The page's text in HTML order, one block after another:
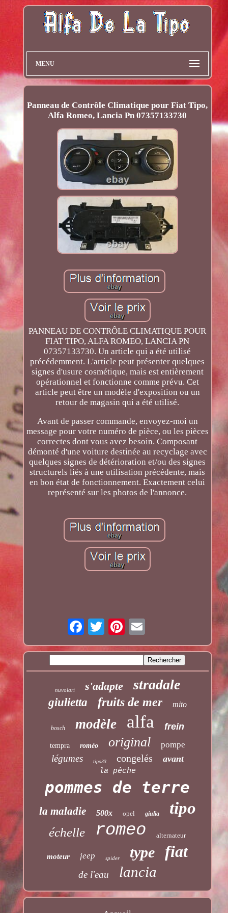
MENU
Panneau de Contrôle Climatique pour Fiat Tipo,
Alfa Romeo, Lancia Pn 07357133730
PANNEAU DE CONTRÔLE CLIMATIQUE POUR
FIAT TIPO, ALFA ROMEO, LANCIA PN
07357133730. Un article qui a été utilisé
précédemment. L'article peut présenter quelques
signes d'usure cosmétique, mais est entièrement
opérationnel et fonctionne comme prévu. Cet
article peut être un modèle d'exposition ou un
retour de magasin qui a été utilisé.
Avant de passer commande, envoyez-moi un
message pour votre numéro de pièce, ou les pièces
correctes dont vous avez besoin. Composant
démonté d'une voiture destinée au recyclage avec
quelques signes de détérioration et/ou des signes
structurels liés à une utilisation précédente, mais
en bon état de fonctionnement. Exactement celui
représenté sur les photos de l'annonce.
nuvolari s'adapte stradale
giulietta fruits de mer mito
bosch modèle alfa frein
tempra roméo original pompe
légumes tipo33 congelés avant
la pêche
pommes de terre
la maladie 500x opel giulia tipo
échelle romeo alternateur
moteur jeep spider type fiat
de l'eau lancia